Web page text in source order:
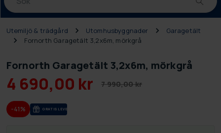
Produkter
Utemiljö & trädgård Utomhusbyggnader
Garagetält
Fornorth Garagetält 3,2x6m, mörkgrå
Fornorth Garagetält 3,2x6m, mörkgrå
4 690,00 kr 7 990,00 kr
-41% GRA­TIS LE­VE­RANS